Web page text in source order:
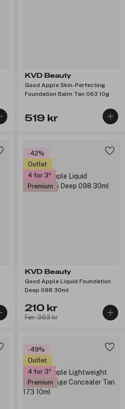
KVD Beauty
Good Apple Skin-Perfecting
Foundation Balm Tan 063 10g
519 kr
-42%
Outlet
4 for 3
Premium
KVD Beauty
Good Apple Liquid Foundation
Deep 098 30ml
210 kr
Før: 363 kr
-49%
Outlet
4 for 3
Premium